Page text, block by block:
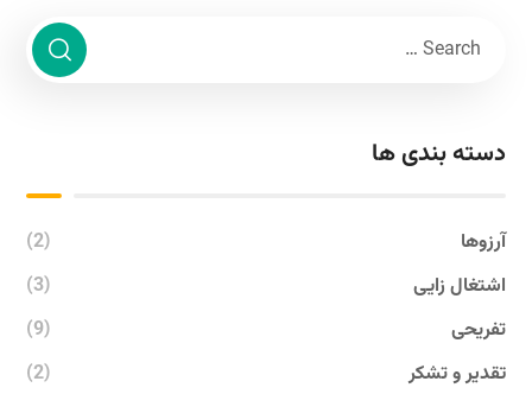
دسته بندی ها
آرزوها
(2)
اشتغال زایی
(3)
تفریحی
(9)
تقدیر و تشکر
(2)